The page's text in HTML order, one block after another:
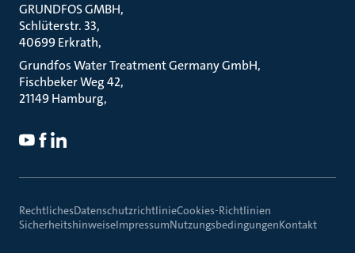
GRUNDFOS GMBH
Schlüterstr. 33
40699 Erkrath
Grundfos Water Treatment Germany GmbH
Fischbeker Weg 42
21149 Hamburg
RechtlichesDatenschutzrichtlinieCookies-Richtlinien
SicherheitshinweiseImpressumNutzungsbedingungenKontakt